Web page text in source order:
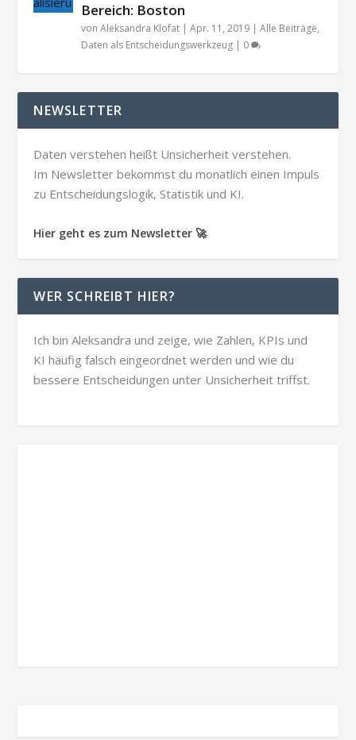
Bereich: Boston
vonAleksandra Klofat |Apr. 11, 2019 |Alle Beiträge,
Daten als Entscheidungswerkzeug
0
NEWSLETTER
Daten verstehen heißt Unsicherheit verstehen.
Im Newsletter bekommst du monatlich einen Impuls
zu Entscheidungslogik, Statistik und KI.
Hier geht es zum Newsletter 🚀
WER SCHREIBT HIER?
Ich bin Aleksandra und zeige, wie Zahlen, KPIs und
KI häufig falsch eingeordnet werden und wie du
bessere Entscheidungen unter Unsicherheit triffst.